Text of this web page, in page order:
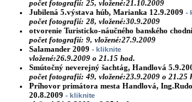
počet fotografií: 25, vložené:21.10.2009
Jubilená 5.výstava húb, Marianka 12.9.2009 -
počet fotografií: 28, vložené:30.9.2009
otvorenie Turisticko-náučného banského
počet fotografií: 9, vložené:27.9.2009
Salamander 2009 - kliknite
vložené:26.9.2009 o 21.15 hod.
Smútočný neverejný šachtág, Handlová
počet fotografií: 49, vložené:23.9.2009 o 21.25
Príhovor primátora mesta Handlová,
20.8.2009 - kliknite